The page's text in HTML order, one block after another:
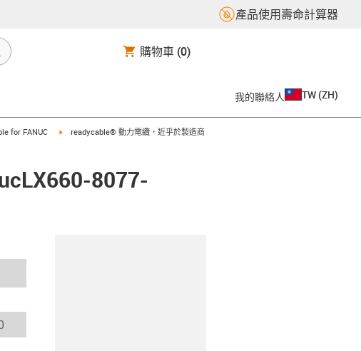
產品使用壽命計算器
購物車 (0)
我的聯絡人 TW (ZH)
arrow-right
for FANUC igus-icon-arrow-right
readycable® 動力電纜，近乎於製造商
8077-